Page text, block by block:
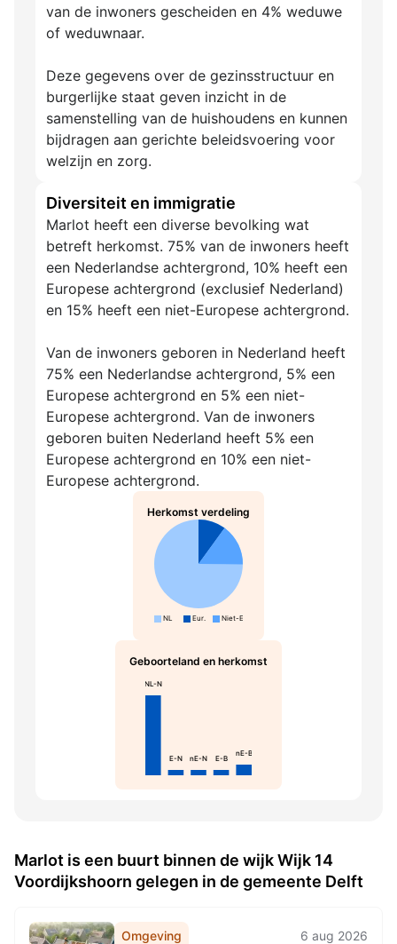
van de inwoners gescheiden en 4% weduwe
of weduwnaar.
Deze gegevens over de gezinsstructuur en
burgerlijke staat geven inzicht in de
samenstelling van de huishoudens en kunnen
bijdragen aan gerichte beleidsvoering voor
welzijn en zorg.
Diversiteit en immigratie
Marlot heeft een diverse bevolking wat
betreft herkomst. 75% van de inwoners heeft
een Nederlandse achtergrond, 10% heeft een
Europese achtergrond (exclusief Nederland)
en 15% heeft een niet-Europese achtergrond.
Van de inwoners geboren in Nederland heeft
75% een Nederlandse achtergrond, 5% een
Europese achtergrond en 5% een niet-
Europese achtergrond. Van de inwoners
geboren buiten Nederland heeft 5% een
Europese achtergrond en 10% een niet-
Europese achtergrond.
Herkomst verdeling
NL Eur. Niet-Eur.
Geboorteland en herkomst
NL-N
E-N nE-N E-B
nE-B
Marlot is een buurt binnen de wijk Wijk 14
Voordijkshoorn gelegen in de gemeente Delft
Omgeving 6 aug 2026